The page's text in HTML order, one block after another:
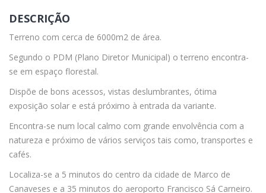
DESCRIÇÃO
Terreno com cerca de 6000m2 de área.
Segundo o PDM (Plano Diretor Municipal) o terreno encontra-
se em espaço florestal.
Dispõe de bons acessos, vistas deslumbrantes, ótima
exposição solar e está próximo à entrada da variante.
Encontra-se num local calmo com grande envolvência com a
natureza e próximo de vários serviços tais como, transportes e
cafés.
Localiza-se a 5 minutos do centro da cidade de Marco de
Canaveses e a 35 minutos do aeroporto Francisco Sá Carneiro.